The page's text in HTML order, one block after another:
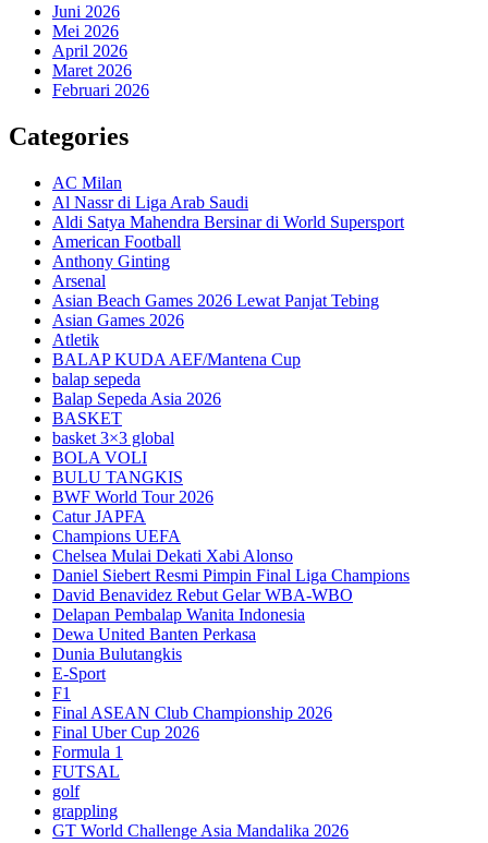
Juni 2026
Mei 2026
April 2026
Maret 2026
Februari 2026
Categories
AC Milan
Al Nassr di Liga Arab Saudi
Aldi Satya Mahendra Bersinar di World Supersport
American Football
Anthony Ginting
Arsenal
Asian Beach Games 2026 Lewat Panjat Tebing
Asian Games 2026
Atletik
BALAP KUDA AEF/Mantena Cup
balap sepeda
Balap Sepeda Asia 2026
BASKET
basket 3×3 global
BOLA VOLI
BULU TANGKIS
BWF World Tour 2026
Catur JAPFA
Champions UEFA
Chelsea Mulai Dekati Xabi Alonso
Daniel Siebert Resmi Pimpin Final Liga Champions
David Benavidez Rebut Gelar WBA-WBO
Delapan Pembalap Wanita Indonesia
Dewa United Banten Perkasa
Dunia Bulutangkis
E-Sport
F1
Final ASEAN Club Championship 2026
Final Uber Cup 2026
Formula 1
FUTSAL
golf
grappling
GT World Challenge Asia Mandalika 2026